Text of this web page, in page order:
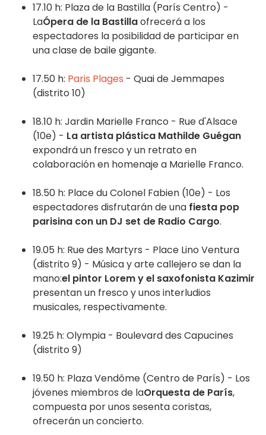
17.10 h: Plaza de la Bastilla (París Centro) -
LaÓpera de la Bastillaofrecerá a los
espectadores la posibilidad de participar en
una clase de baile gigante.
17.50 h: Paris Plages - Quai de Jemmapes
(distrito 10)
18.10 h: Jardin Marielle Franco - Rue d'Alsace
(10e) - La artista plástica Mathilde Guégan
expondrá un fresco y un retrato en
colaboración en homenaje a Marielle Franco.
18.50 h: Place du Colonel Fabien (10e) - Los
espectadores disfrutarán de una fiesta pop
parisina con un DJ set de Radio Cargo.
19.05 h: Rue des Martyrs - Place Lino Ventura
(distrito 9) - Música y arte callejero se dan la
mano:el pintor Lorem y el saxofonista Kazimir
presentan un fresco y unos interludios
musicales, respectivamente.
19.25 h: Olympia - Boulevard des Capucines
(distrito 9)
19.50 h: Plaza Vendôme (Centro de París) - Los
jóvenes miembros de laOrquesta de París,
compuesta por unos sesenta coristas,
ofrecerán un concierto.